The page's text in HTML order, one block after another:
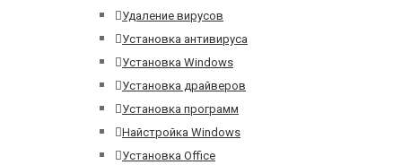
Удаление вирусов
Установка антивируса
Установка Windows
Установка драйверов
Установка программ
Найстройка Windows
Установка Office